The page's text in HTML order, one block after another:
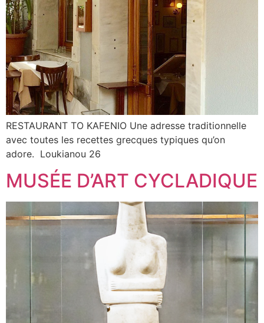
RESTAURANT TO KAFENIO Une adresse traditionnelle
avec toutes les recettes grecques typiques qu’on
adore. Loukianou 26
MUSÉE D’ART CYCLADIQUE